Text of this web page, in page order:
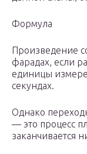
Формула
Произведение
фарадах, если
единицы
секундах.
Однако
— это процесс
заканчивается